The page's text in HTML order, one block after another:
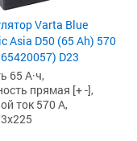
Varta Blue
Asia D50 (65 Ah) 570
D23
65 А·ч,
прямая [+ -],
ток 570 А,